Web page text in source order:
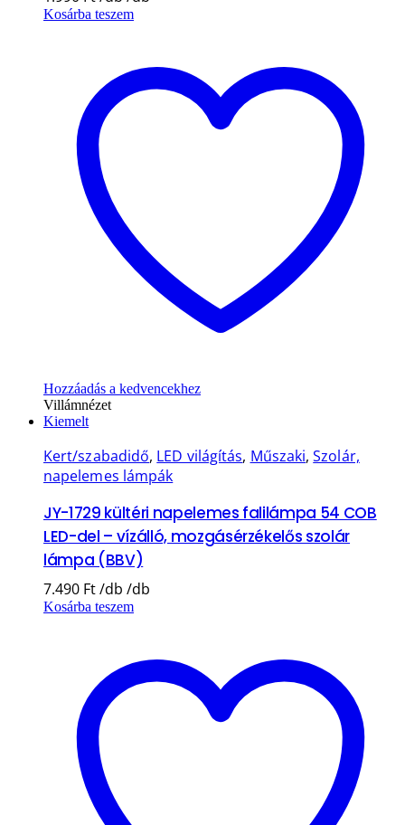
Kosárba teszem
Hozzáadás a kedvencekhez
Villámnézet
Kiemelt
Kert/szabadidő, LED világítás, Műszaki,Szolár,
napelemes lámpák
JY-1729 kültéri napelemes falilámpa 54 COB
LED-del – vízálló, mozgásérzékelős szolár
lámpa (BBV)
7.490 Ft
Kosárba teszem